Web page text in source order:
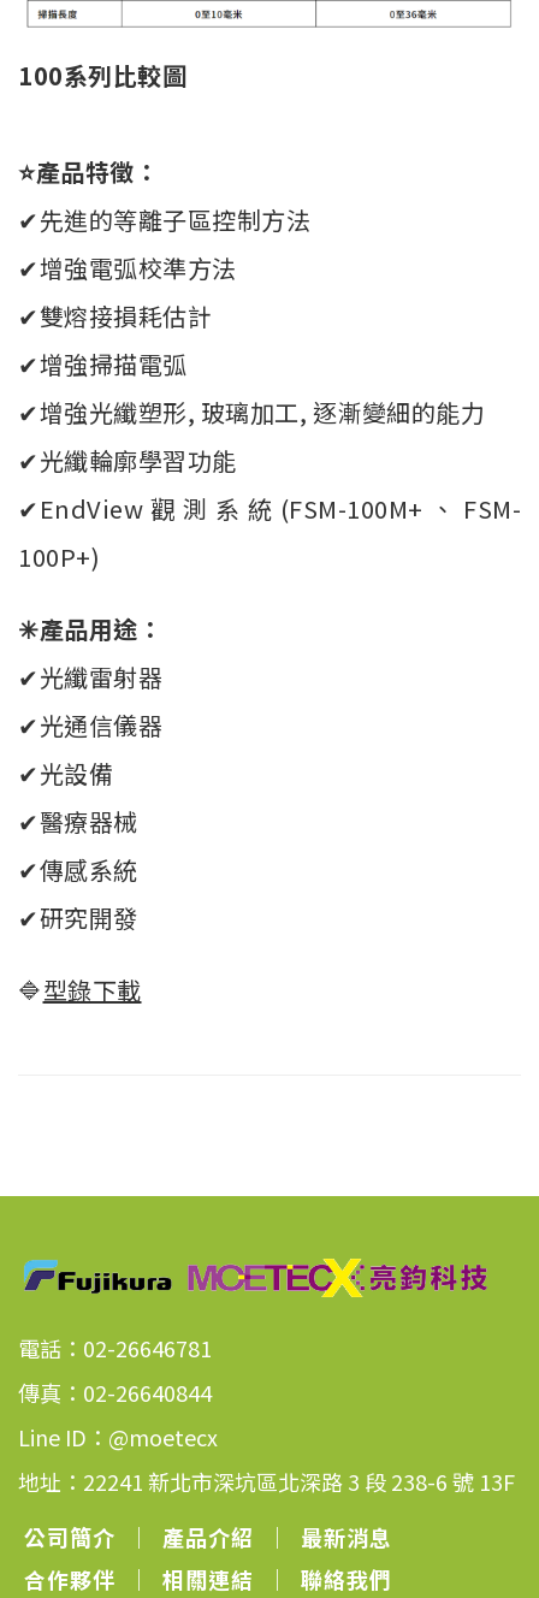
100系列比較圖
⭐產品特徵：
✔先進的等離子區控制方法
✔增強電弧校準方法
✔雙熔接損耗估計
✔增強掃描電弧
✔增強光纖塑形, 玻璃加工, 逐漸變細的能力
✔光纖輪廓學習功能
✔EndView觀測系統(FSM-100M+、FSM-
100P+)
✳產品用途：
✔光纖雷射器
✔光通信儀器
✔光設備
✔醫療器械
✔傳感系統
✔研究開發
🔷型錄下載
電話：02-26646781
傳真：02-26640844
Line ID：@moetecx
地址：22241 新北市深坑區北深路 3 段 238-6 號 13F
公司簡介
｜ 產品介紹 ｜
最新消息
合作夥伴
｜ 相關連結 ｜ 聯絡我們